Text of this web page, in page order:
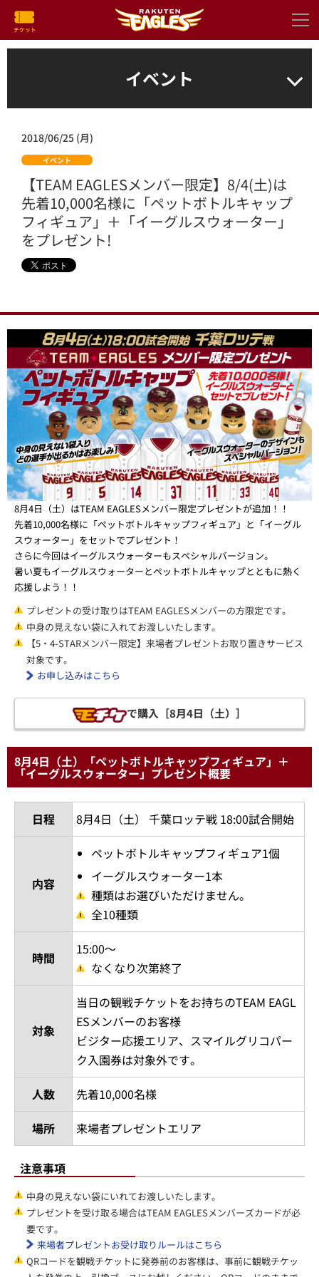
イベント
2018/06/25 (月)
イベント
【TEAM EAGLESメンバー限定】8/4(土)は
先着10,000名様に「ペットボトルキャップ
フィギュア」＋「イーグルスウォーター」
をプレゼント!
8月4日（土）はTEAM EAGLESメンバー限定プレゼントが追加！！
先着10,000名様に「ペットボトルキャップフィギュア」と「イーグル
スウォーター」をセットでプレゼント！
さらに今回はイーグルスウォーターもスペシャルバージョン。
暑い夏もイーグルスウォーターとペットボトルキャップとともに熱く
応援しよう！！
プレゼントの受け取りはTEAM EAGLESメンバーの方限定です。
中身の見えない袋に入れてお渡しいたします。
【5・4-STARメンバー限定】来場者プレゼントお取り置きサービス
対象です。
お申し込みはこちら
で購入［8月4日（土）］
8月4日（土）「ペットボトルキャップフィギュア」＋
「イーグルスウォーター」プレゼント概要
日程 8月4日（土） 千葉ロッテ戦 18:00試合開始
内容
ペットボトルキャップフィギュア1個
イーグルスウォーター1本
種類はお選びいただけません。
全10種類
時間
15:00～
なくなり次第終了
対象
当日の観戦チケットをお持ちのTEAM EAGL
ESメンバーのお客様
ビジター応援エリア、スマイルグリコパー
ク入園券は対象外です。
人数
先着10,000名様
場所
来場者プレゼントエリア
注意事項
中身の見えない袋にいれてお渡しいたします。
プレゼントを受け取る場合はTEAM EAGLESメンバーズカードが必
要です。
来場者プレゼントお受け取りルールはこちら
QRコードを観戦チケットに発券前のお客様は、事前に観戦チケッ